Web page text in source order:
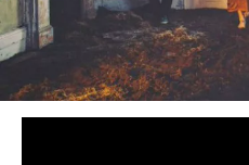
PUNK
SHOEGAZE
BEDROOM